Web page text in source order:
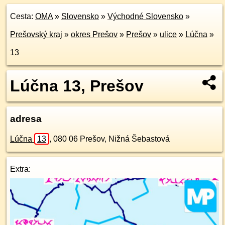
Cesta: OMA» Slovensko » Východné Slovensko »
Prešovský kraj » okres Prešov » Prešov » ulice » Lúčna »
13
Lúčna 13, Prešov
adresa
Lúčna 13 , 080 06 Prešov, Nižná Šebastová
Extra: